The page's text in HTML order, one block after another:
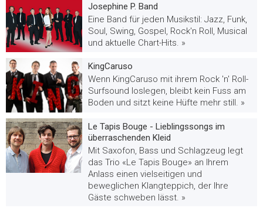
Josephine P. Band
Eine Band für jeden Musikstil: Jazz, Funk,
Soul, Swing, Gospel, Rock'n Roll, Musical
und aktuelle Chart-Hits. »
KingCaruso
Wenn KingCaruso mit ihrem Rock 'n' Roll-
Surfsound loslegen, bleibt kein Fuss am
Boden und sitzt keine Hüfte mehr still. »
Le Tapis Bouge - Lieblingssongs im
überraschenden Kleid
Mit Saxofon, Bass und Schlagzeug legt
das Trio «Le Tapis Bouge» an Ihrem
Anlass einen vielseitigen und
beweglichen Klangteppich, der Ihre
Gäste schweben lässt. »